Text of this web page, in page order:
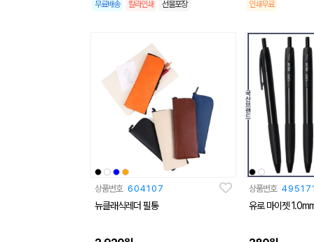
무료배송 칼라인쇄 선물포장 인쇄무료
상품번호 604107
뉴클래식레더 필통
상품번호
유로 마이젯